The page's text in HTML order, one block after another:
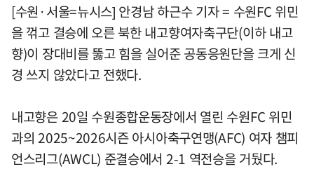
[수원·서울=뉴시스] 안경남 하근수 기자 = 수원FC 위민
을 꺾고 결승에 오른 북한 내고향여자축구단(이하 내고
향)이 장대비를 뚫고 힘을 실어준 공동응원단을 크게 신
경 쓰지 않았다고 전했다.
내고향은 20일 수원종합운동장에서 열린 수원FC 위민
과의 2025~2026시즌 아시아축구연맹(AFC) 여자 챔피
언스리그(AWCL) 준결승에서 2-1 역전승을 거뒀다.